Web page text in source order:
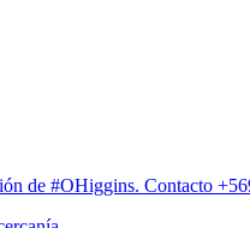
de #OHiggins. Contacto